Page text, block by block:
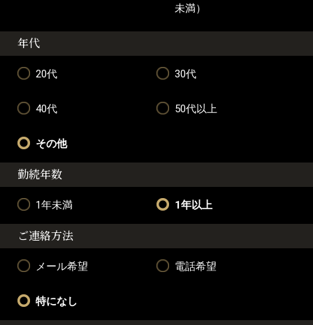
未満）
年代
20代 30代
40代 50代以上
その他
勤続年数
1年未満 1年以上
ご連絡方法
メール希望 電話希望
特になし